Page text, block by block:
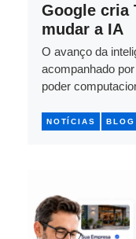
Google cria
mudar a IA
O avanço da
acompanhado
poder
NOTÍCIAS BLOG